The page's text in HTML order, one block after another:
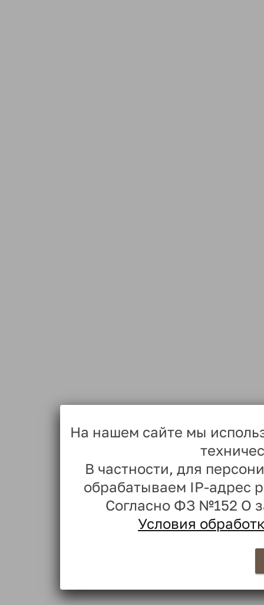
На нашем сайте мы
В частности, для
обрабатываем IP-адрес
Согласно ФЗ №152 О
Условия